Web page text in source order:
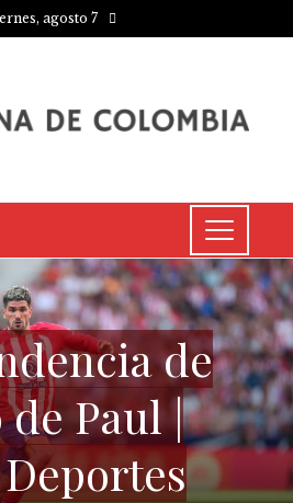
agosto 7
de
Paul |